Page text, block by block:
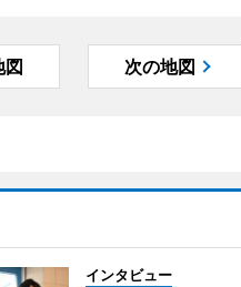
図 次の地図
インタビュー